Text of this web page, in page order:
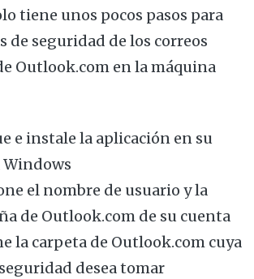
tiene unos pocos pasos para
de seguridad de los correos
Outlook.com en la máquina
e instale la aplicación en su
el nombre de usuario y la
de Outlook.com de su cuenta
la carpeta de Outlook.com cuya
desea tomar